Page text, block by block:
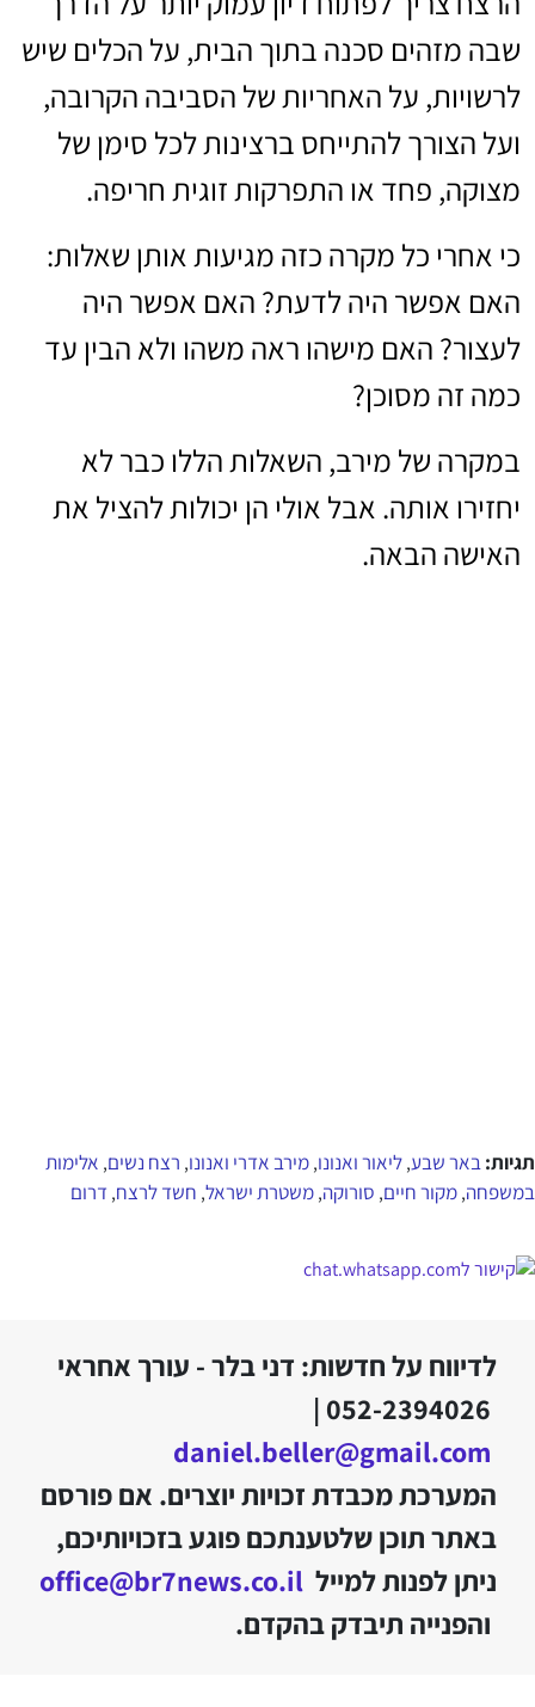
שבה מזהים סכנה בתוך הבית, על הכלים שיש
לרשויות, על האחריות של הסביבה הקרובה,
ועל הצורך להתייחס ברצינות לכל סימן של
מצוקה, פחד או התפרקות זוגית חריפה.
כי אחרי כל מקרה כזה מגיעות אותן שאלות:
האם אפשר היה לדעת? האם אפשר היה
לעצור? האם מישהו ראה משהו ולא הבין עד
כמה זה מסוכן?
במקרה של מירב, השאלות הללו כבר לא
יחזירו אותה. אבל אולי הן יכולות להציל את
האישה הבאה.
תגיות:באר שבע,ליאור ואנונו,מירב אדרי ואנונו, רצח נשים, אלימות
במשפחה,מקור חיים, סורוקה,משטרת ישראל, חשד לרצח, דרום
לדיווח על חדשות: דני בלר - עורך אחראי
052-2394026 |
daniel.beller@gmail.com
המערכת מכבדת זכויות יוצרים. אם פורסם
באתר תוכן שלטענתכם פוגע בזכויותיכם,
ניתן לפנות למייל office@br7news.co.il
והפנייה תיבדק בהקדם.